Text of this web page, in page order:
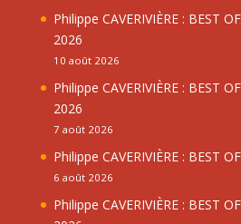
Philippe CAVERIVIÈRE : BEST
2026
10 août 2026
Philippe CAVERIVIÈRE : BEST
2026
7 août 2026
Philippe CAVERIVIÈRE : BEST
6 août 2026
Philippe CAVERIVIÈRE : BEST